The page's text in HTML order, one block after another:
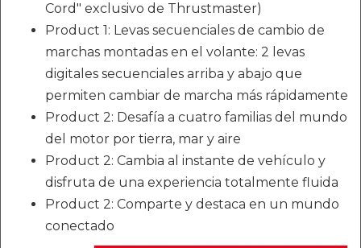
Cord" exclusivo de Thrustmaster)
Product 1: Levas secuenciales de cambio de
marchas montadas en el volante: 2 levas
digitales secuenciales arriba y abajo que
permiten cambiar de marcha más rápidamente
Product 2: Desafía a cuatro familias del mundo
del motor por tierra, mar y aire
Product 2: Cambia al instante de vehículo y
disfruta de una experiencia totalmente fluida
Product 2: Comparte y destaca en un mundo
conectado